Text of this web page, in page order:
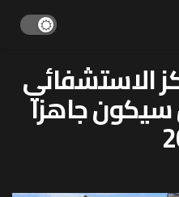
الاستشفائي
سيكون جاهزا